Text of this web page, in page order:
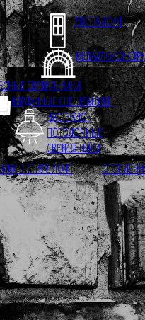
ДВЕРИ ЛОФТПод
СВЕТИЛЬНИКИ
КАРДАННЫЕ СВЕТИЛЬНИКИ
НАСТЕННО-
ПОТОЛОЧНЫЕ
СВЕТИЛЬНИКИ
В СТИЛЕ ЛОФТ